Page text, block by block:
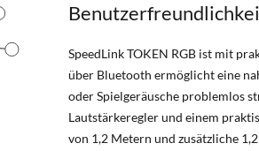
SpeedLink TOKEN RGB ist mit
über Bluetooth ermöglicht eine
oder Spielgeräusche problemlos
Lautstärkeregler und einem
von 1,2 Metern und zusätzliche